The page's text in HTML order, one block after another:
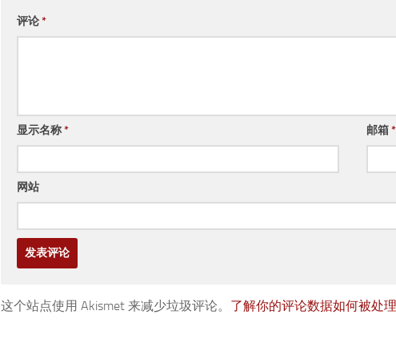
评论*
显示名称* 邮箱*
网站
这个站点使用 Akismet 来减少垃圾评论。 了解你的评论数据如何被处理